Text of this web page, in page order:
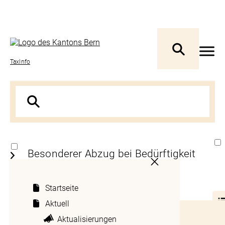
TaxInfo
Startseite
Aktuell
Aktualisierungen
Besonderer Abzug bei Bedürftigkeit
1 Kanton
Inhaltsverzeichnis